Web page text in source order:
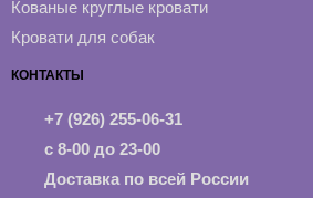
Кованые круглые кровати
Кровати для собак
КОНТАКТЫ
+7 (926) 255-06-31
с 8-00 до 23-00
Доставка по всей России